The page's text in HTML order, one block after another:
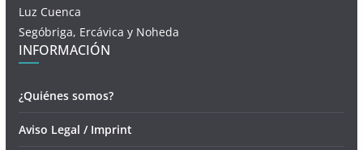
Luz Cuenca
Segóbriga, Ercávica y Noheda
INFORMACIÓN
¿Quiénes somos?
Aviso Legal / Imprint